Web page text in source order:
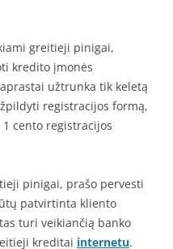
greitieji pinigai,
kredito įmonės
užtrunka tik keletą
registracijos formą,
cento registracijos
pinigai, prašo pervesti
patvirtinta kliento
turi veikiančią banko
kreditai internetu.